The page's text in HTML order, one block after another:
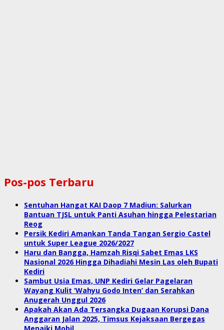
Pos-pos Terbaru
Sentuhan Hangat KAI Daop 7 Madiun: Salurkan
Bantuan TJSL untuk Panti Asuhan hingga Pelestarian
Reog
Persik Kediri Amankan Tanda Tangan Sergio Castel
untuk Super League 2026/2027
Haru dan Bangga, Hamzah Risqi Sabet Emas LKS
Nasional 2026 Hingga Dihadiahi Mesin Las oleh Bupati
Kediri
Sambut Usia Emas, UNP Kediri Gelar Pagelaran
Wayang Kulit ‘Wahyu Godo Inten’ dan Serahkan
Anugerah Unggul 2026
Apakah Akan Ada Tersangka Dugaan Korupsi Dana
Anggaran Jalan 2025, Timsus Kejaksaan Bergegas